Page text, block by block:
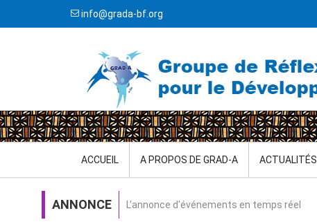
info@grada-bf.org
ACCUEIL A PROPOS DE GRAD-A ACTUALITÉS
ANNONCE L'annonce d'événements en temps réel